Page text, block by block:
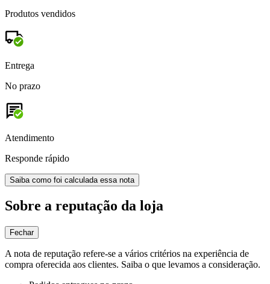
Produtos vendidos
Entrega
No prazo
Atendimento
Responde rápido
Saiba como foi calculada essa nota
Sobre a reputação da loja
Fechar
A nota de reputação refere-se a vários critérios na experiência de
compra oferecida aos clientes. Saiba o que levamos a consideração.